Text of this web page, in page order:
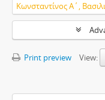
Κωνσταντίνος Α΄,
Print preview
View: